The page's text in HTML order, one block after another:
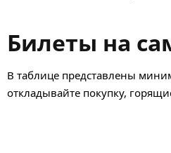
Билеты на
В таблице представлены
откладывайте покупку,